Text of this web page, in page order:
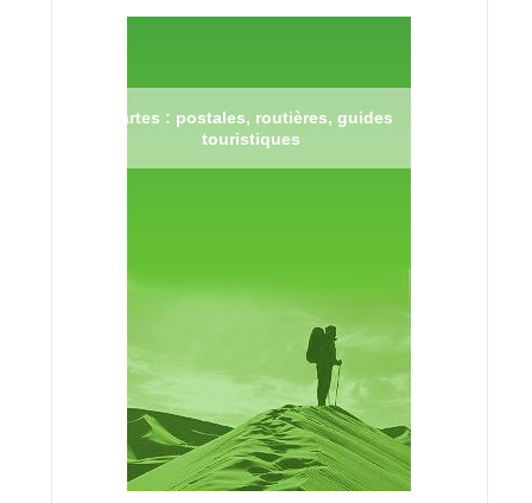
Cartes : postales, routières, guides
touristiques